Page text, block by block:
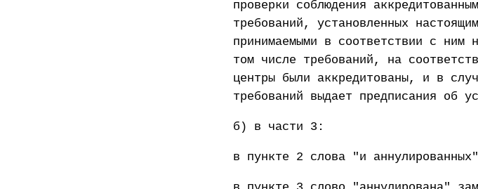
проверки соблюдения
требований, установленных
принимаемыми в соответствии с ним
том числе требований, на
центры были аккредитованы, и в
требований выдает предписания об
б) в части 3:
в пункте 2 слова "и